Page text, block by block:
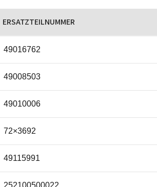
ERSATZTEILNUMMER
49016762
49008503
49010006
72×3692
49115991
252100500022